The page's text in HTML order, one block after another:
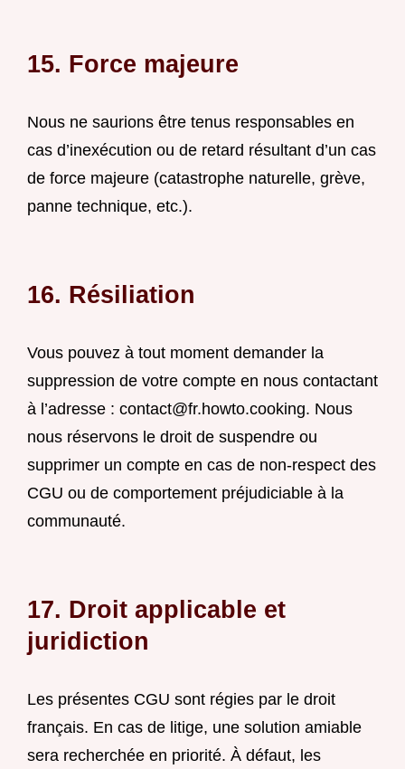
15. Force majeure
Nous ne saurions être tenus responsables en
cas d’inexécution ou de retard résultant d’un cas
de force majeure (catastrophe naturelle, grève,
panne technique, etc.).
16. Résiliation
Vous pouvez à tout moment demander la
suppression de votre compte en nous contactant
à l’adresse : contact@fr.howto.cooking. Nous
nous réservons le droit de suspendre ou
supprimer un compte en cas de non-respect des
CGU ou de comportement préjudiciable à la
communauté.
17. Droit applicable et
juridiction
Les présentes CGU sont régies par le droit
français. En cas de litige, une solution amiable
sera recherchée en priorité. À défaut, les